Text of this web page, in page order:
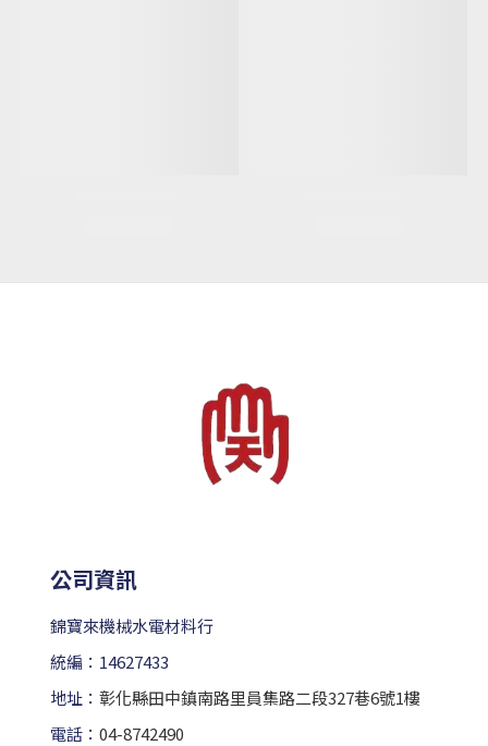
公司資訊
錦寶來機械水電材料行
統編：14627433
地址： 彰化縣田中鎮南路里員集路二段327巷6號1樓
電話： 04-8742490